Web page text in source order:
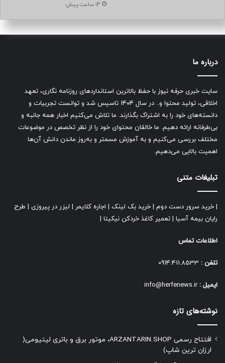
14 ساعت پیش
درباره ما
سایت خبری حرفه نیوز با حفظ بالاترین استانداردهای روزنامه نگاری، تعهد
اخلاقی، تولید محتوا و.. در سال ۱۴۰۴ تاسیس شد و توانست تجربیات و
دانسته‌های خود را به اشتراک بگذارند. ما تلاش می‌کنیم اخبار همه جانبه و
بی‌طرفانه ارائه دهیم. ما خالقان محتوای خود را از نظر تخصص در موضوعات
مختلف بررسی می‌کنیم و به آموزش مسمتر و به‌روز ماندن دانش آن‌ها
اهمیت بالایی می‌دهیم.
تبلیغات متنی
خرید سرور دست دوم خرید بک لینک اجاره کلایمر لیزر در پیروزی
طرح
رایان بیمه آسیا
تعمیر کاغذ خردکن نیکیتا
اطلاعات تماس
تلفن :
ایمیل : info@herfenews.ir
نوشته‌های تازه
افتتاح رسمی ARZANTARIN.SHOP، موتور برق و باتری لیتیومی(
ارزان ترین شاپ)